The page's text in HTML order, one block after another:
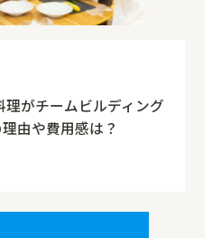
理がチームビルディング
由や費用感は？